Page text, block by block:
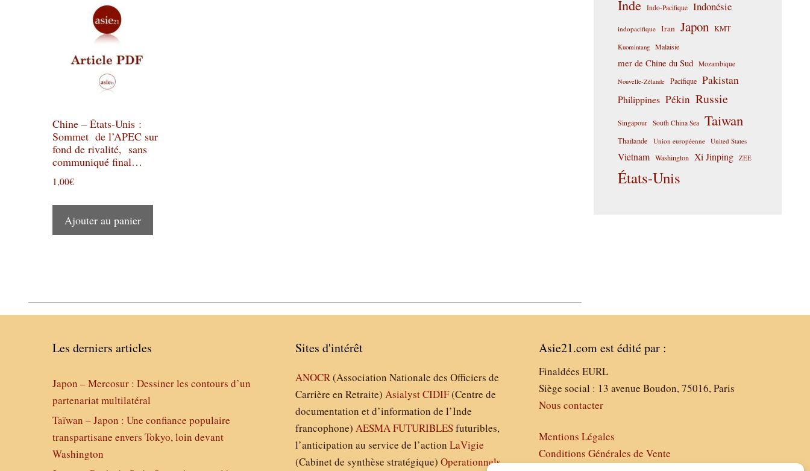
Chine – États-Unis :
Sommet de l’APEC sur
fond de rivalité, sans
communiqué final…
1,00€
Ajouter au panier
Inde Indo-Pacifique Indonésie
indopacifique Iran Japon KMT
Kuomintang Malaisie
mer de Chine du Sud Mozambique
Nouvelle-Zélande Pacifique Pakistan
Philippines Pékin Russie
Singapour South China Sea Taiwan
Thaïlande Union européenne United States
Vietnam Washington Xi Jinping ZEE
États-Unis
Les derniers articles
Japon – Mercosur : Dessiner les contours d’un
partenariat multilatéral
Taïwan – Japon : Une confiance populaire
transpartisane envers Tokyo, loin devant
Washington
Sites d'intérêt
ANOCR(Association Nationale des Officiers de
Carrière en Retraite)AsialystCIDIF(Centre de
documentation et d’information de l’Inde
francophone)AESMAFUTURIBLESfuturibles,
l’anticipation au service de l’actionLaVigie
(Cabinet de synthèse stratégique)Operationnels
Asie21.com est édité par :
Finaldées EURL
Siège social : 13 avenue Boudon, 75016, Paris
Nous contacter
Mentions Légales
Conditions Générales de Vente